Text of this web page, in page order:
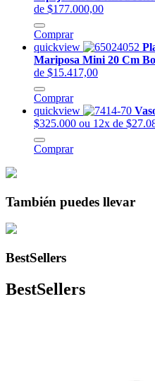
de $177.000,00
Comprar
quickview
Mariposa Mini 20 Cm
de $15.417,00
Comprar
quickview
$325.000 ou 12x de
Comprar
También puedes llevar
BestSellers
BestSellers